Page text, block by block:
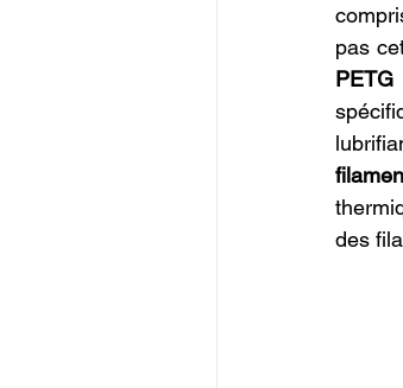
pas
PETG
des